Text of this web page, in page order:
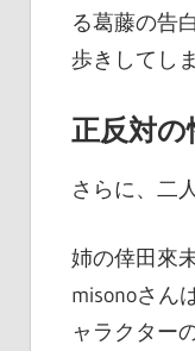
る葛藤の告
歩きしてし
正反対
さらに、二
姉の倖田來
misonoさん
ャラクター